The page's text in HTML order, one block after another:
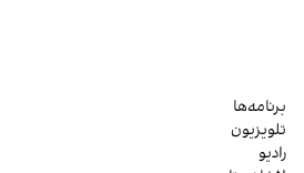
برنامه‌ها
تلویزیون
رادیو